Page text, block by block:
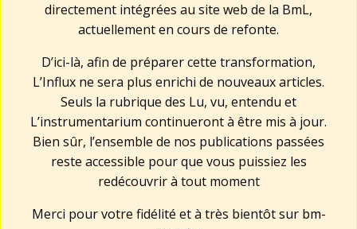
directement intégrées au site web de la BmL,
actuellement en cours de refonte.
D’ici-là, afin de préparer cette transformation,
L’Influx ne sera plus enrichi de nouveaux articles.
Seuls la rubrique des Lu, vu, entendu et
L’instrumentarium continueront à être mis à jour.
Bien sûr, l’ensemble de nos publications passées
reste accessible pour que vous puissiez les
redécouvrir à tout moment
Merci pour votre fidélité et à très bientôt sur bm-